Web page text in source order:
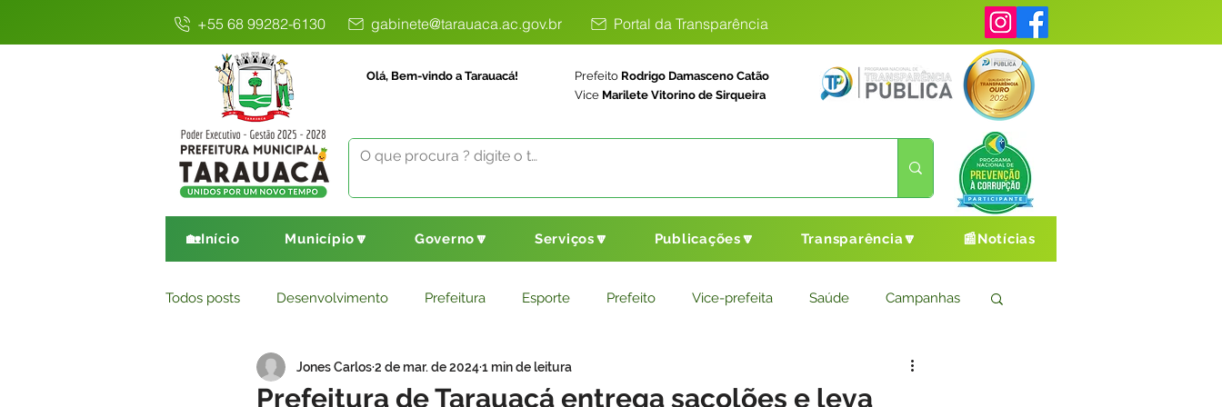
+55 68 99282-6130 gabinete@tarauaca.ac.gov.br Portal da Transparência
Olá, Bem-vindo a Tarauacá! Prefeito Rodrigo Damasceno Catão
Vice Marilete Vitorino de Sirqueira
🏡Início Município🔽 Governo🔽 Serviços🔽 Publicações🔽 Transparência🔽 📰Notícias
Todos posts Desenvolvimento Prefeitura Esporte Prefeito Vice-prefeita Saúde Campanhas
Comunicado Educação Saneamento Básico Cultura e Esporte
Prefeitura de Tarauacá entrega sacolões e leva
Jones Carlos2 de mar. de 20241 min de leitura